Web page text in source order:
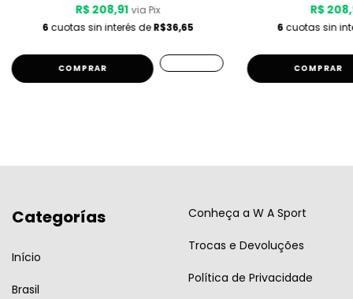
R$ 208,91 via Pix
6 cuotas sin interés deR$36,65
COMPRAR
R$
6 cuotas sin
COMPRAR
Categorías
Início
Brasil
Conheça a W A Sport
Trocas e Devoluções
Política de Privacidade